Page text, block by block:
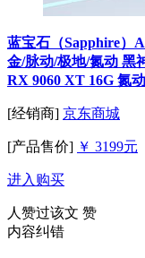
蓝宝石（Sapphire）
金/脉动/极地/氮动 黑
RX 9060 XT 16G 氮动
[经销商] 京东商城
[产品售价] ￥ 3199元
进入购买
人赞过该文 赞
内容纠错